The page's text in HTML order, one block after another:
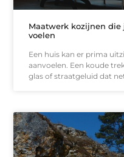
Maatwerk kozijnen
voelen
Een huis kan er prima
aanvoelen. Een koude
glas of straatgeluid dat